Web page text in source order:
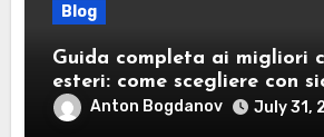
Blog
Guida completa ai migliori
esteri: come scegliere con
responsabilità
Anton Bogdanov July 31,